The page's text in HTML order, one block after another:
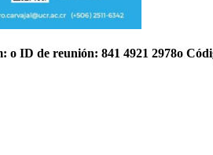
ID de reunión: 841 4921 2978o